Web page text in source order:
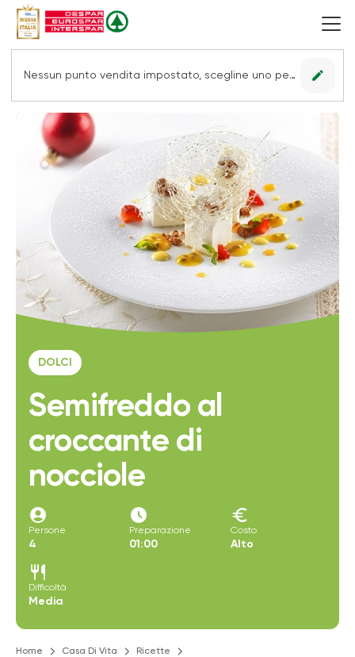
Nessun punto vendita impostato, scegline uno per vedere le offerte. edit
DOLCI
Semifreddo al
croccante di
nocciole
account_circle
Persone
4
access_time_filled
Preparazione
01:00
euro
Costo
Alto
restaurant
Difficoltà
Media
Home Casa Di Vita
Ricette